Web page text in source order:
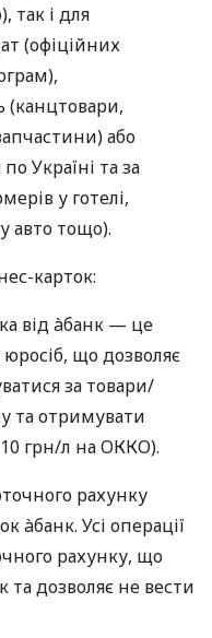
так і для
(офіційних
(канцтовари,
або
Україні та за
у готелі,
авто тощо).
карток:
від àбанк — це
що дозволяє
за товари/
та отримувати
грн/л на ОККО).
рахунку
àбанк. Усі операції
рахунку, що
та дозволяє не вести